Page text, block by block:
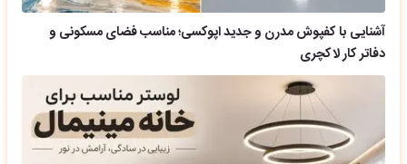
آشنایی با کفپوش مدرن و جدید اپوکسی؛ مناسب فضای مسکونی و
دفاتر کار لاکچری